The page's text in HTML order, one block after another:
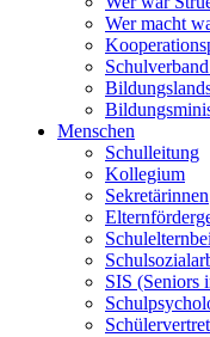
Wer macht
Menschen
Schulleitung
Kollegium
Sekretärinnen
SIS (Seniors